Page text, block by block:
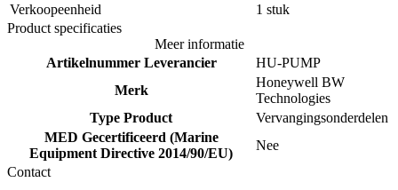
Verkoopeenheid
1 stuk
Product specificaties
Meer informatie
Artikelnummer Leverancier
HU-PUMP
Merk
Honeywell BW
Technologies
Type Product
Vervangingsonderdelen
MED Gecertificeerd (Marine
Equipment Directive 2014/90/EU)
Nee
Contact